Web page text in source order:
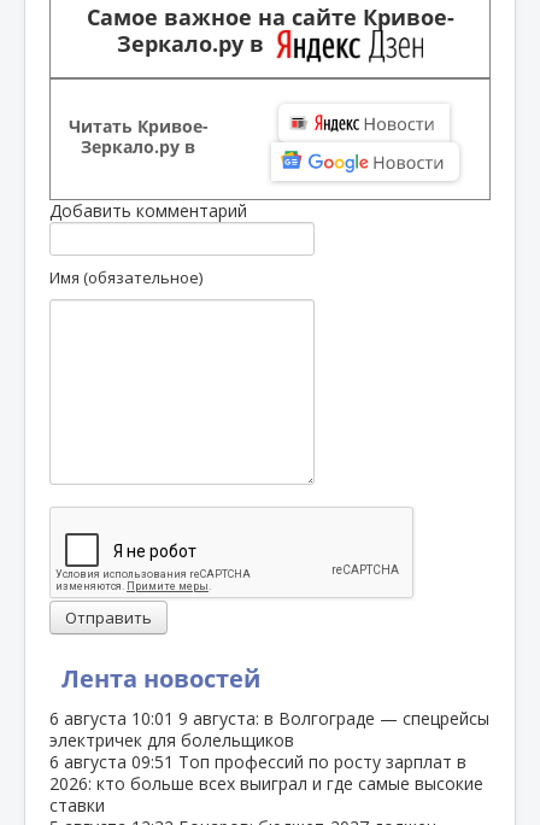
Лента новостей
6 августа 10:01 9 августа: в Волгограде — спецрейсы
электричек для болельщиков
6 августа 09:51 Топ профессий по росту зарплат в
2026: кто больше всех выиграл и где самые высокие
ставки
Самое важное на сайте Кривое-
Зеркало.ру в
Читать Кривое-
Зеркало.ру в
Добавить комментарий
Имя (обязательное)
Отправить